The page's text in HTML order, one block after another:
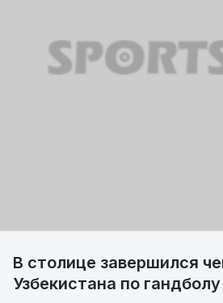
В столице завершился
Узбекистана по